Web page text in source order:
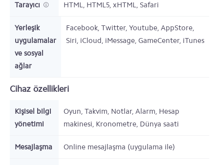
Tarayıcı HTML, HTML5, xHTML, Safari
Yerleşik
uygulamalar
ve sosyal
ağlar
Facebook, Twitter, Youtube, AppStore,
Siri, iCloud, iMessage, GameCenter, iTunes
Cihaz özellikleri
Kişisel bilgi
yönetimi
Oyun, Takvim, Notlar, Alarm, Hesap
makinesi, Kronometre, Dünya saati
Mesajlaşma Online mesajlaşma (uygulama ile)